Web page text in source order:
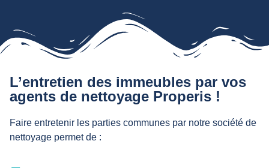
L’entretien des immeubles par vos
agents de nettoyage Properis !
Faire entretenir les parties communes par notre société de
nettoyage permet de :